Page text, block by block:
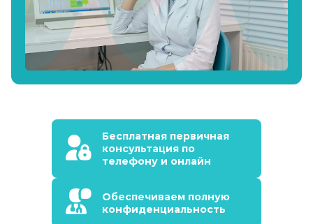
Бесплатная первичная
консультация по
телефону и онлайн
Обеспечиваем полную
конфиденциальность